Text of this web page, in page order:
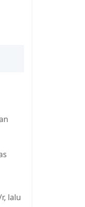
lalu